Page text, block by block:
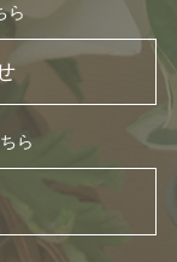
ら
ら